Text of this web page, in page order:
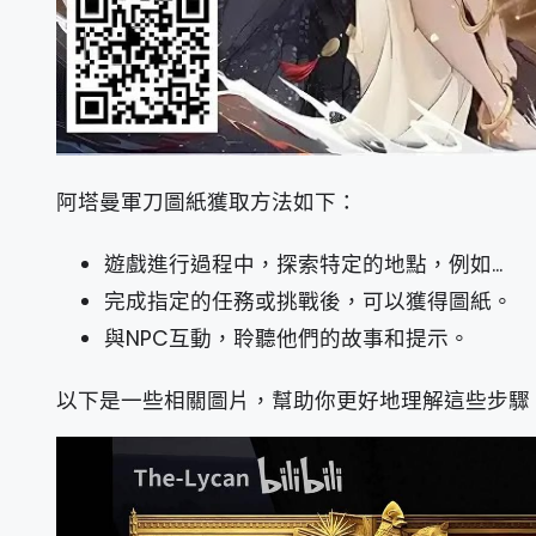
阿塔曼軍刀圖紙獲取方法如下：
遊戲進行過程中，探索特定的地點，例如...
完成指定的任務或挑戰後，可以獲得圖紙。
與NPC互動，聆聽他們的故事和提示。
以下是一些相關圖片，幫助你更好地理解這些步驟